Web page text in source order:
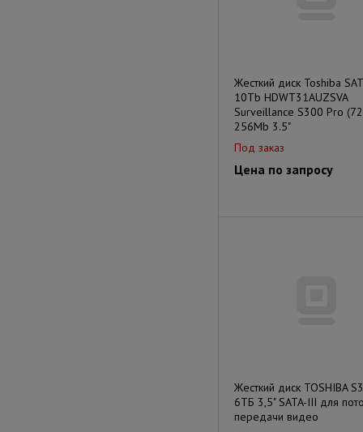
Жесткий диск Toshiba
10Tb HDWT31AUZSVA
Surveillance S300 Pro
256Mb 3.5"
Под заказ
Цена по запросу
Жесткий диск TOSHIBA
6ТБ 3,5" SATA-III для
передачи видео